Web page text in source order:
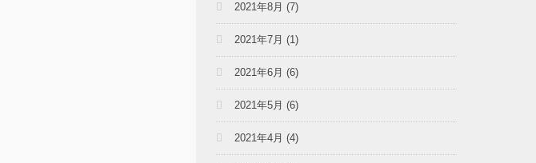
2021年8月 (7)
2021年7月 (1)
2021年6月 (6)
2021年5月 (6)
2021年4月 (4)